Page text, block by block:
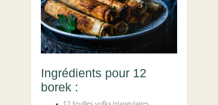
Ingrédients pour 12
borek :